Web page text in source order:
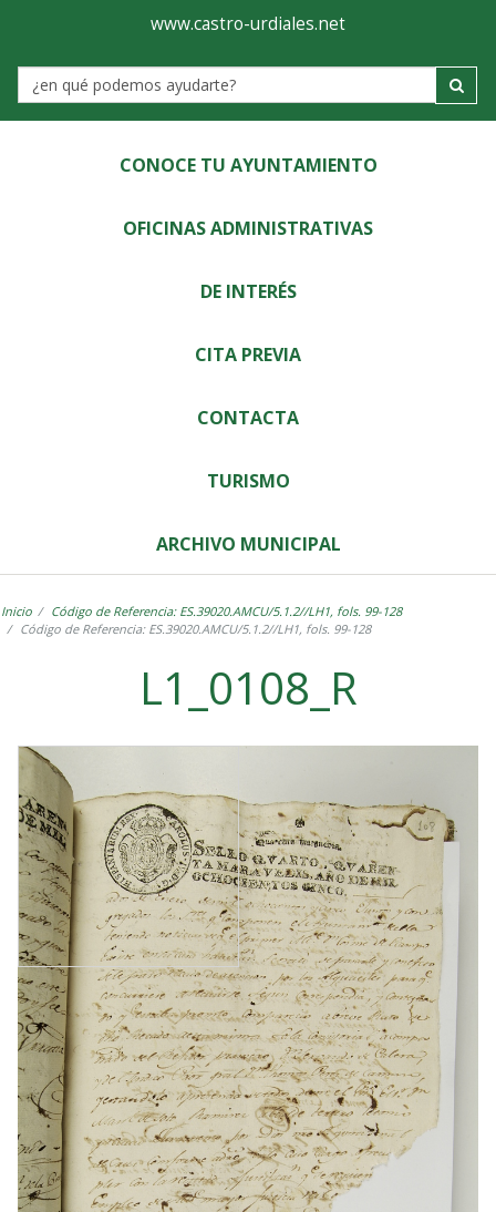
Ayuntamiento
de
Castro-
Urdiales
www.castro-urdiales.net
Label
CONOCE TU AYUNTAMIENTO
OFICINAS ADMINISTRATIVAS
DE INTERÉS
CITA PREVIA
CONTACTA
TURISMO
ARCHIVO MUNICIPAL
Inicio
Código de Referencia: ES.39020.AMCU/5.1.2//LH1, fols. 99-128
Código de Referencia: ES.39020.AMCU/5.1.2//LH1, fols. 99-128
L1_0108_R